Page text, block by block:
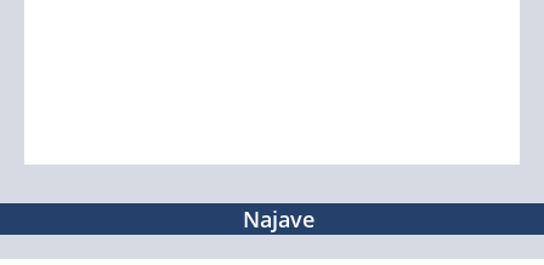
Najave